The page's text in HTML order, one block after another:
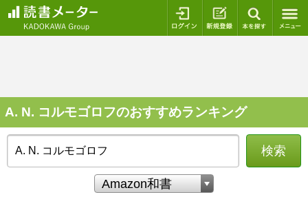
ログイン 新規登録
A. N. コルモゴロフのおすすめランキング
検索